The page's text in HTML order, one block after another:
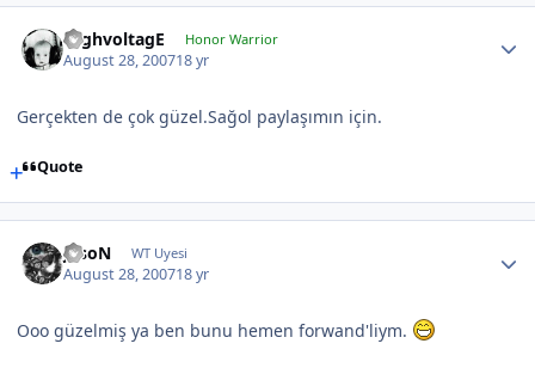
HighvoltagE Honor Warrior
August 28, 200718 yr
Gerçekten de çok güzel.Sağol paylaşımın için.
Quote
JasoN WT Uyesi
August 28, 200718 yr
Ooo güzelmiş ya ben bunu hemen forwand'liym.